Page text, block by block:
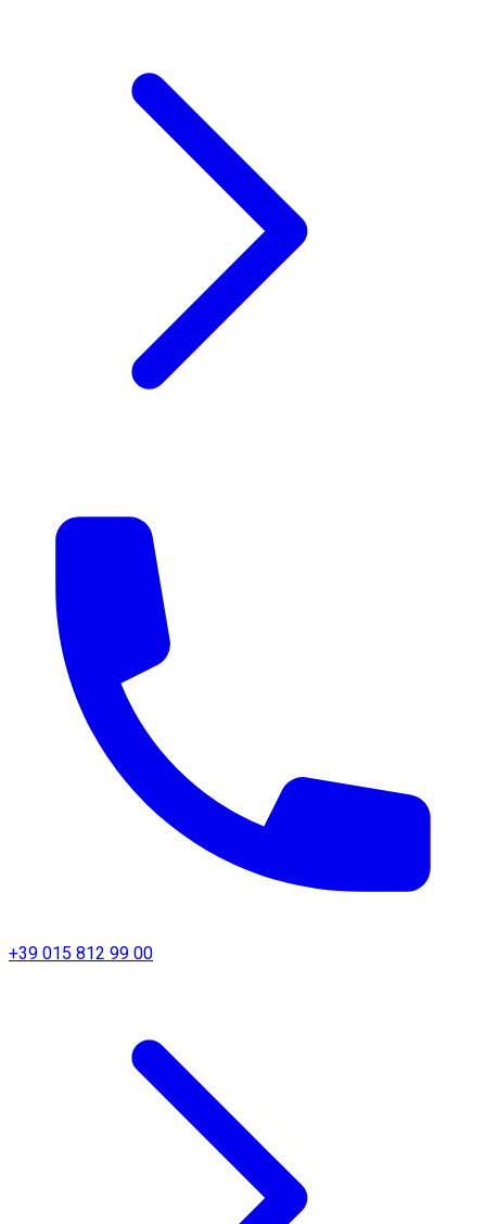
+39 015 812 99 00